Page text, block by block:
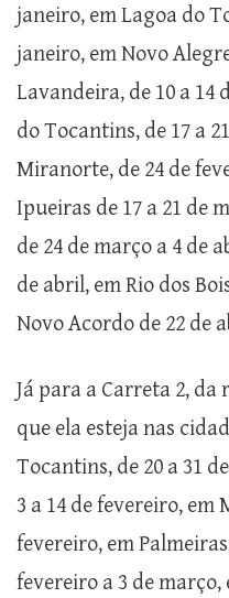
janeiro, em Lagoa do
janeiro, em Novo
Lavandeira, de 10 a 14
do Tocantins, de 17 a
Miranorte, de 24 de
Ipueiras de 17 a 21 de
de 24 de março a 4 de
de abril, em Rio dos
Novo Acordo de 22 de
Já para a Carreta 2,
que ela esteja nas
Tocantins, de 20 a 31
3 a 14 de fevereiro, em
fevereiro, em
fevereiro a 3 de março,